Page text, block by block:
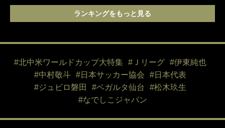
ランキングをもっと見る
#北中米ワールドカップ大特集 #Ｊリーグ
#伊東純也
#中村敬斗
#日本サッカー協会
#日本代表
#ジュビロ磐田
#ベガルタ仙台
#松木玖生
#なでしこジャパン